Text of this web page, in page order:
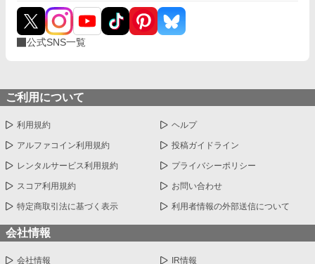
公式SNS一覧
ご利用について
利用規約 ヘルプ
アルファコイン利用規約 投稿ガイドライン
レンタルサービス利用規約 プライバシーポリシー
スコア利用規約 お問い合わせ
特定商取引法に基づく表示 利用者情報の外部送信について
会社情報
会社情報 IR情報